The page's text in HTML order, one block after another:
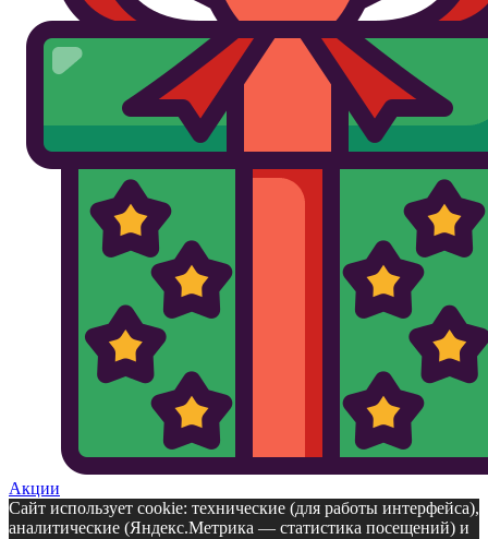
Акции
Сайт использует cookie: технические (для работы интерфейса),
аналитические (Яндекс.Метрика — статистика посещений) и